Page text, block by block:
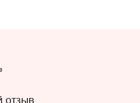
подходят для отопления
и общественных помещений.
отзыв